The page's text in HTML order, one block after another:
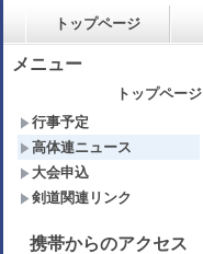
トップページ
メニュー
トップページ
行事予定
高体連ニュース
大会申込
剣道関連リンク
携帯からのアクセス